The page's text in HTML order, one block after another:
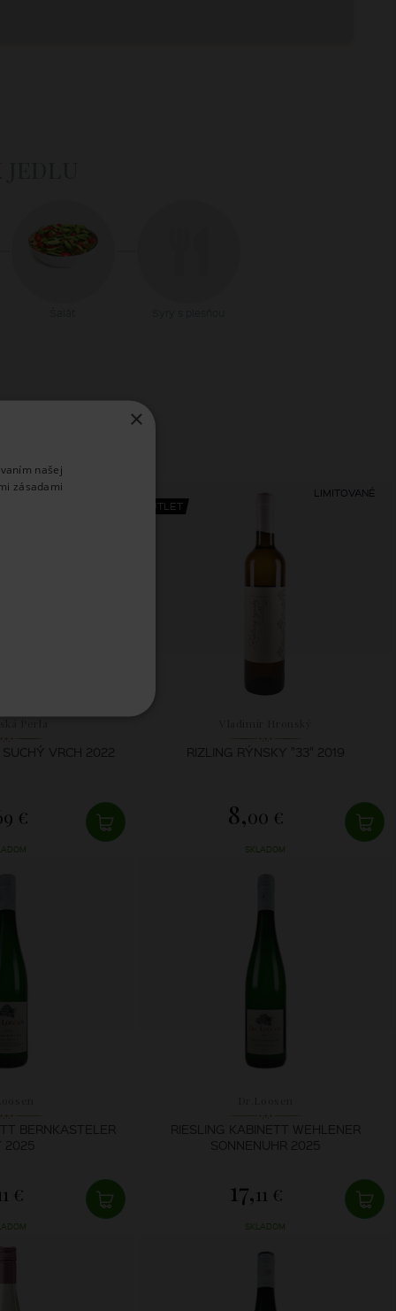
VRCH 2022
€
OUTLET
LIMITOVANÉ
RIZLING RÝNSKY "33" 2019
8,00 €
SKLADOM
BERNKASTELER
2025
€
RIESLING KABINETT WEHLENER
SONNENUHR 2025
17,11 €
SKLADOM
×
našej
zásadami